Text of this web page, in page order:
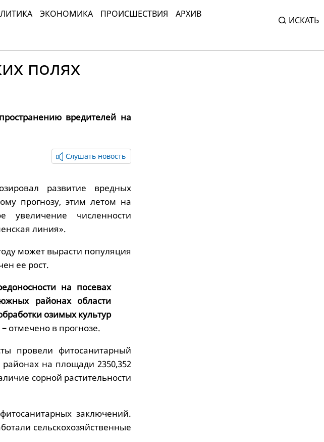
ЭКОНОМИКА ПРОИСШЕСТВИЯ
АРХИВ
ИСКАТЬ
полях
вредителей на
Слушать новость
развитие вредных
прогнозу, этим летом на
увеличение численности
линия».
может вырасти популяция
ее рост.
на посевах
районах области
озимых культур
отмечено в прогнозе.
провели фитосанитарный
районах на площади 2350,352
сорной растительности
заключений.
сельскохозяйственные